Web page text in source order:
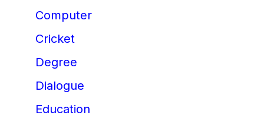
Computer
Cricket
Degree
Dialogue
Education